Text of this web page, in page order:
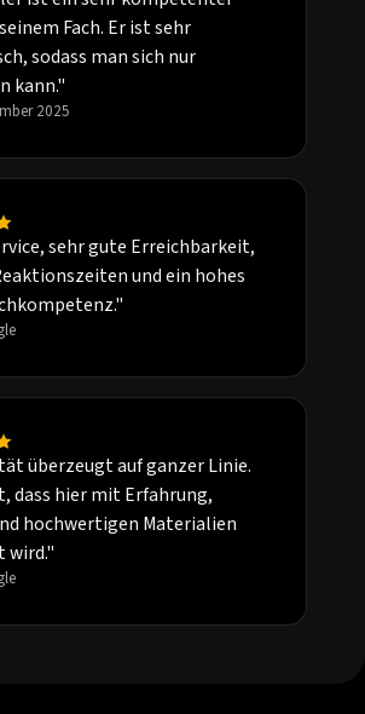
Fach. Er ist sehr
sodass man sich nur
kann."
2025
sehr gute Erreichbarkeit,
und ein hohes
überzeugt auf ganzer Linie.
dass hier mit Erfahrung,
hochwertigen Materialien
wird."